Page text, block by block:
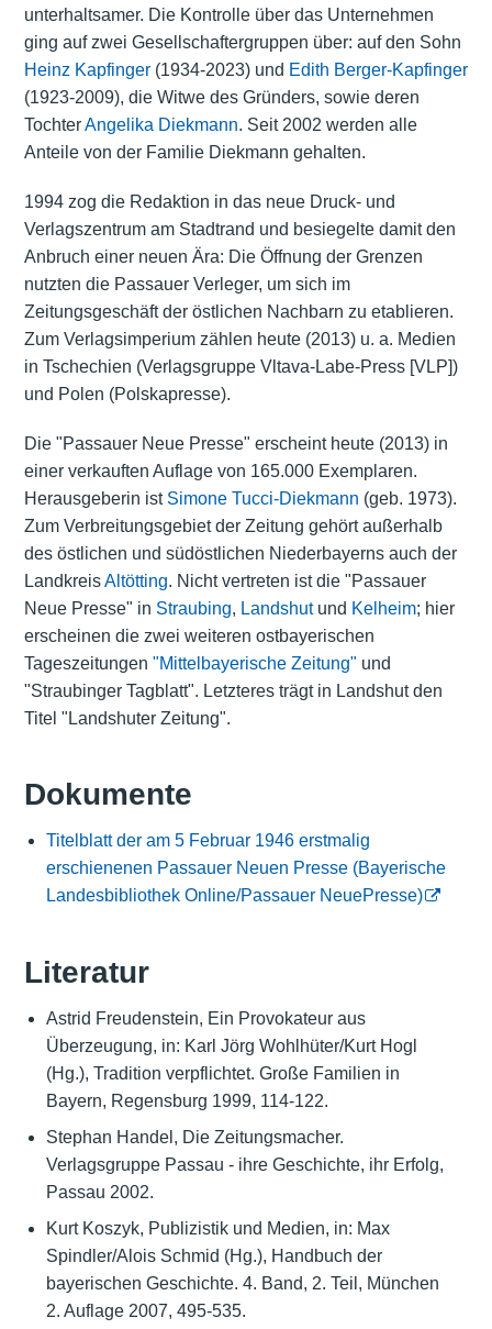
unterhaltsamer. Die Kontrolle über das Unternehmen
ging auf zwei Gesellschaftergruppen über: auf den Sohn
Heinz Kapfinger(1934-2023) und Edith Berger-Kapfinger
(1923-2009), die Witwe des Gründers, sowie deren
TochterAngelika Diekmann. Seit 2002 werden alle
Anteile von der Familie Diekmann gehalten.
1994 zog die Redaktion in das neue Druck- und
Verlagszentrum am Stadtrand und besiegelte damit den
Anbruch einer neuen Ära: Die Öffnung der Grenzen
nutzten die Passauer Verleger, um sich im
Zeitungsgeschäft der östlichen Nachbarn zu etablieren.
Zum Verlagsimperium zählen heute (2013) u. a. Medien
in Tschechien (Verlagsgruppe Vltava-Labe-Press [VLP])
und Polen (Polskapresse).
Die "Passauer Neue Presse" erscheint heute (2013) in
einer verkauften Auflage von 165.000 Exemplaren.
Herausgeberin ist Simone Tucci-Diekmann (geb. 1973).
Zum Verbreitungsgebiet der Zeitung gehört außerhalb
des östlichen und südöstlichen Niederbayerns auch der
LandkreisAltötting. Nicht vertreten ist die "Passauer
Neue Presse" in Straubing, Landshutund Kelheim; hier
erscheinen die zwei weiteren ostbayerischen
Tageszeitungen "Mittelbayerische Zeitung" und
"Straubinger Tagblatt". Letzteres trägt in Landshut den
Titel "Landshuter Zeitung".
Dokumente
Titelblatt der am 5 Februar 1946 erstmalig
erschienenen Passauer Neuen Presse (Bayerische
Landesbibliothek Online/Passauer NeuePresse)
Literatur
Astrid Freudenstein, Ein Provokateur aus
Überzeugung, in: Karl Jörg Wohlhüter/Kurt Hogl
(Hg.), Tradition verpflichtet. Große Familien in
Bayern, Regensburg 1999, 114-122.
Stephan Handel, Die Zeitungsmacher.
Verlagsgruppe Passau - ihre Geschichte, ihr Erfolg,
Passau 2002.
Kurt Koszyk, Publizistik und Medien, in: Max
Spindler/Alois Schmid (Hg.), Handbuch der
bayerischen Geschichte. 4. Band, 2. Teil, München
2. Auflage 2007, 495-535.